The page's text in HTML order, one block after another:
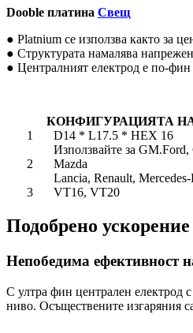
Dooble платина Свещ
● Platnium се използва както за
● Структурата намалява
● Централният електрод е по-фин
КОНФИГУРАЦИЯТА
1
D14 * L17.5 * HEX 16
2
Използвайте за GM.Ford,
Mazda
Lancia, Renault,
3
VT16, VT20
Подобрено ускорение
Непобедима ефективност
С ултра фин централен електрод
ниво. Осъществените изгаряния